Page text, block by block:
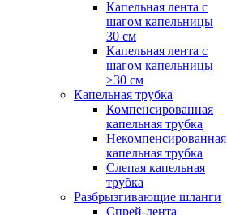
Капельная лента с
шагом капельницы
30 см
Капельная лента с
шагом капельницы
>30 см
Капельная трубка
Компенсированная
капельная трубка
Некомпенсированная
капельная трубка
Слепая капельная
трубка
Разбрызгивающие шланги
Спрей-лента